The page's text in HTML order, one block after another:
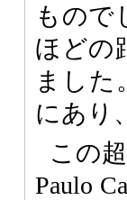
もので
ほどの
ました
にあり
この
Paulo